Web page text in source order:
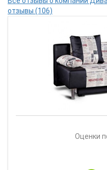
отзывы (106)
Оценки